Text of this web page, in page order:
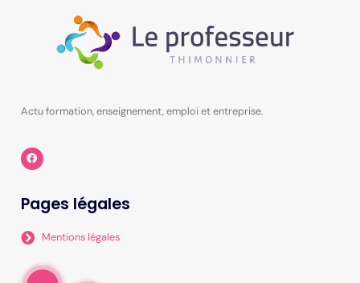
Actu formation, enseignement, emploi et entreprise.
Pages légales
Mentions légales